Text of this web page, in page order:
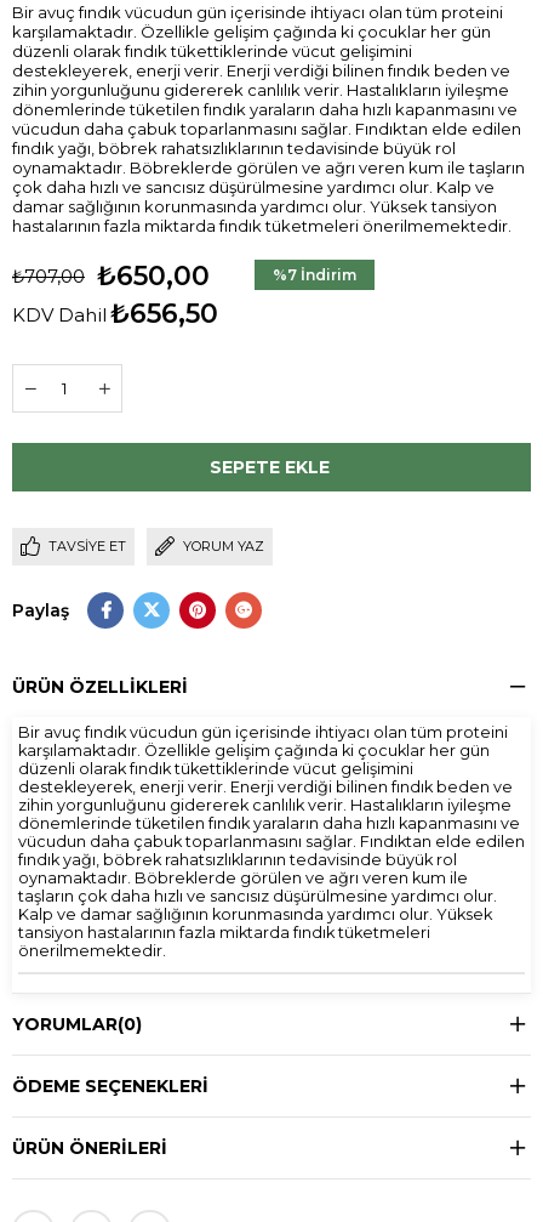
Bir avuç fındık vücudun gün içerisinde ihtiyacı olan tüm proteini
karşılamaktadır. Özellikle gelişim çağında ki çocuklar her gün
düzenli olarak fındık tükettiklerinde vücut gelişimini
destekleyerek, enerji verir. Enerji verdiği bilinen fındık beden ve
zihin yorgunluğunu gidererek canlılık verir. Hastalıkların iyileşme
dönemlerinde tüketilen fındık yaraların daha hızlı kapanmasını ve
vücudun daha çabuk toparlanmasını sağlar. Fındıktan elde edilen
fındık yağı, böbrek rahatsızlıklarının tedavisinde büyük rol
oynamaktadır. Böbreklerde görülen ve ağrı veren kum ile taşların
çok daha hızlı ve sancısız düşürülmesine yardımcı olur. Kalp ve
damar sağlığının korunmasında yardımcı olur. Yüksek tansiyon
hastalarının fazla miktarda fındık tüketmeleri önerilmemektedir.
₺707,00 ₺650,00
KDV Dahil ₺656,50
%7 İndirim
TAVSIYE ET YORUM YAZ
Paylaş
ÜRÜN ÖZELLIKLERI
Bir avuç fındık vücudun gün içerisinde ihtiyacı olan tüm proteini
karşılamaktadır. Özellikle gelişim çağında ki çocuklar her gün
düzenli olarak fındık tükettiklerinde vücut gelişimini
destekleyerek, enerji verir. Enerji verdiği bilinen fındık beden ve
zihin yorgunluğunu gidererek canlılık verir. Hastalıkların iyileşme
dönemlerinde tüketilen fındık yaraların daha hızlı kapanmasını ve
vücudun daha çabuk toparlanmasını sağlar. Fındıktan elde edilen
fındık yağı, böbrek rahatsızlıklarının tedavisinde büyük rol
oynamaktadır. Böbreklerde görülen ve ağrı veren kum ile
taşların çok daha hızlı ve sancısız düşürülmesine yardımcı olur.
Kalp ve damar sağlığının korunmasında yardımcı olur. Yüksek
tansiyon hastalarının fazla miktarda fındık tüketmeleri
önerilmemektedir.
YORUMLAR(0)
ÖDEME SEÇENEKLERI
ÜRÜN ÖNERILERI